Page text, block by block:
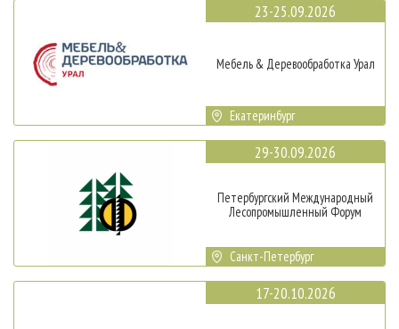
23-25.09.2026
Мебель & Деревообработка Урал
Екатеринбург
29-30.09.2026
Петербургский Международный
Лесопромышленный Форум
Санкт-Петербург
17-20.10.2026